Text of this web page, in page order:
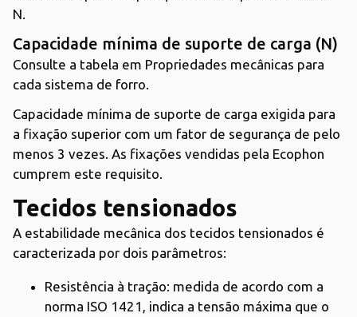
N.
Capacidade mínima de suporte de carga (N)
Consulte a tabela em Propriedades mecânicas para
cada sistema de forro.
Capacidade mínima de suporte de carga exigida para
a fixação superior com um fator de segurança de pelo
menos 3 vezes. As fixações vendidas pela Ecophon
cumprem este requisito.
Tecidos tensionados
A estabilidade mecânica dos tecidos tensionados é
caracterizada por dois parâmetros:
Resistência à tração: medida de acordo com a
norma ISO 1421, indica a tensão máxima que o